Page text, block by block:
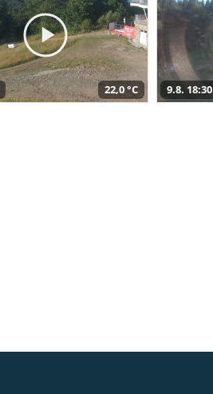
22,0 °C 9.8. 18:30